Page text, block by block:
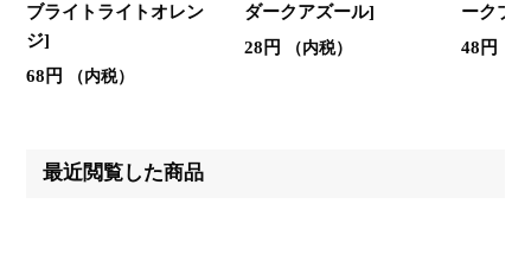
ブライトライトオレン
ジ]
68円
（内税）
ダークアズール]
28円
（内税）
ークブ
48円
最近閲覧した商品